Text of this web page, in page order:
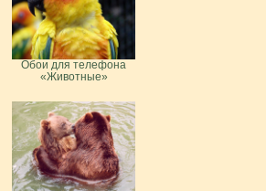
Обои для телефона
«Животные»